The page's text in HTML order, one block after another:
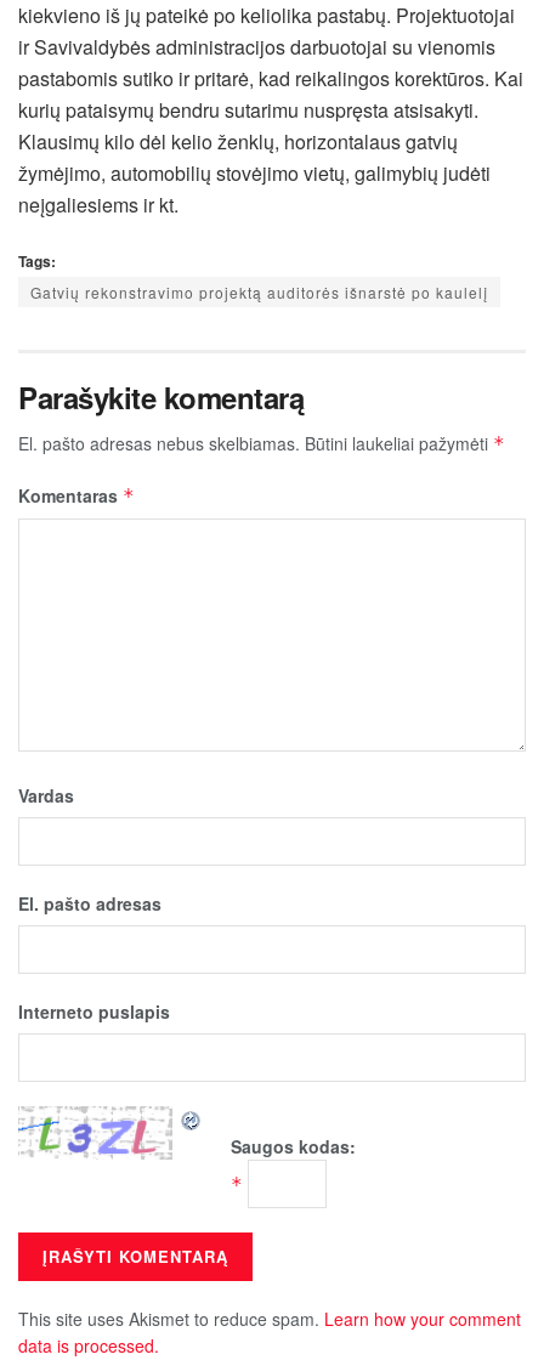
kiekvieno iš jų pateikė po keliolika pastabų. Projektuotojai
ir Savivaldybės administracijos darbuotojai su vienomis
pastabomis sutiko ir pritarė, kad reikalingos korektūros. Kai
kurių pataisymų bendru sutarimu nuspręsta atsisakyti.
Klausimų kilo dėl kelio ženklų, horizontalaus gatvių
žymėjimo, automobilių stovėjimo vietų, galimybių judėti
neįgaliesiems ir kt.
Tags:
Gatvių rekonstravimo projektą auditorės išnarstė po kaulelį
Parašykite komentarą
El. pašto adresas nebus skelbiamas. Būtini laukeliai pažymėti *
Komentaras *
Vardas
El. pašto adresas
Interneto puslapis
Saugos kodas:
*
This site uses Akismet to reduce spam. Learn how your comment
data is processed.